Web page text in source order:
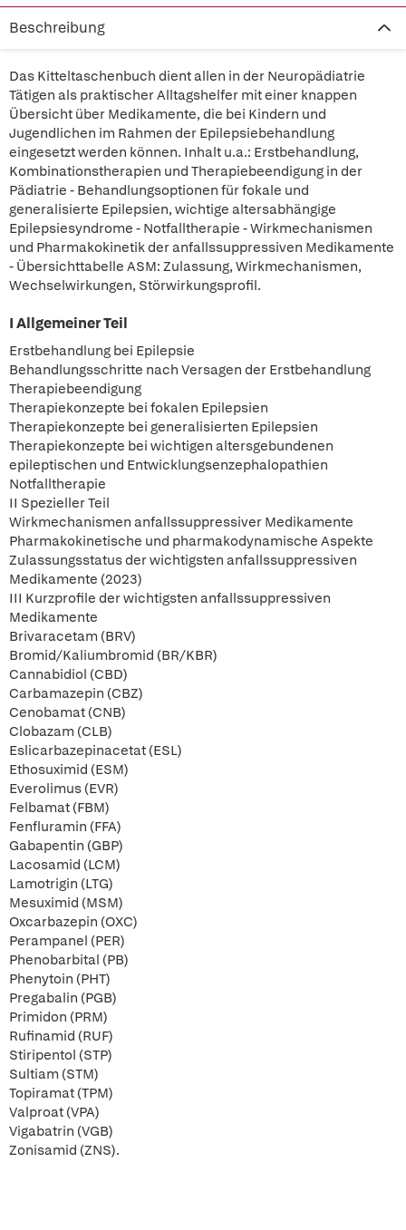
Beschreibung
Das Kitteltaschenbuch dient allen in der Neuropädiatrie
Tätigen als praktischer Alltagshelfer mit einer knappen
Übersicht über Medikamente, die bei Kindern und
Jugendlichen im Rahmen der Epilepsiebehandlung
eingesetzt werden können. Inhalt u.a.: Erstbehandlung,
Kombinationstherapien und Therapiebeendigung in der
Pädiatrie - Behandlungsoptionen für fokale und
generalisierte Epilepsien, wichtige altersabhängige
Epilepsiesyndrome - Notfalltherapie - Wirkmechanismen
und Pharmakokinetik der anfallssuppressiven Medikamente
- Übersichttabelle ASM: Zulassung, Wirkmechanismen,
Wechselwirkungen, Störwirkungsprofil.
I Allgemeiner Teil
Erstbehandlung bei Epilepsie
Behandlungsschritte nach Versagen der Erstbehandlung
Therapiebeendigung
Therapiekonzepte bei fokalen Epilepsien
Therapiekonzepte bei generalisierten Epilepsien
Therapiekonzepte bei wichtigen altersgebundenen
epileptischen und Entwicklungsenzephalopathien
Notfalltherapie
II Spezieller Teil
Wirkmechanismen anfallssuppressiver Medikamente
Pharmakokinetische und pharmakodynamische Aspekte
Zulassungsstatus der wichtigsten anfallssuppressiven
Medikamente (2023)
III Kurzprofile der wichtigsten anfallssuppressiven
Medikamente
Brivaracetam (BRV)
Bromid/Kaliumbromid (BR/KBR)
Cannabidiol (CBD)
Carbamazepin (CBZ)
Cenobamat (CNB)
Clobazam (CLB)
Eslicarbazepinacetat (ESL)
Ethosuximid (ESM)
Everolimus (EVR)
Felbamat (FBM)
Fenfluramin (FFA)
Gabapentin (GBP)
Lacosamid (LCM)
Lamotrigin (LTG)
Mesuximid (MSM)
Oxcarbazepin (OXC)
Perampanel (PER)
Phenobarbital (PB)
Phenytoin (PHT)
Pregabalin (PGB)
Primidon (PRM)
Rufinamid (RUF)
Stiripentol (STP)
Sultiam (STM)
Topiramat (TPM)
Valproat (VPA)
Vigabatrin (VGB)
Zonisamid (ZNS).